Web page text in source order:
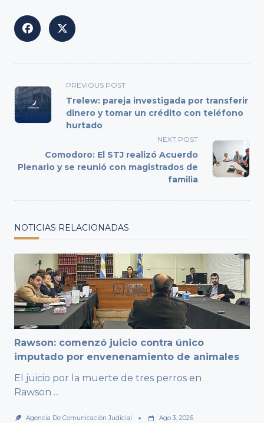
<span
class="nav-
subtitle
screen-
text">Page</span>
PREVIOUS POST
Trelew: pareja investigada por transferir
dinero y tomar un crédito con teléfono
hurtado
NEXT POST
Comodoro: El STJ realizó Acuerdo
Plenario y se reunió con magistrados de
familia
NOTICIAS RELACIONADAS
Rawson: comenzó juicio contra único
imputado por envenenamiento de animales
El juicio por la muerte de tres perros en
Rawson ...
Agencia De Comunicación Judicial Ago 3, 2026